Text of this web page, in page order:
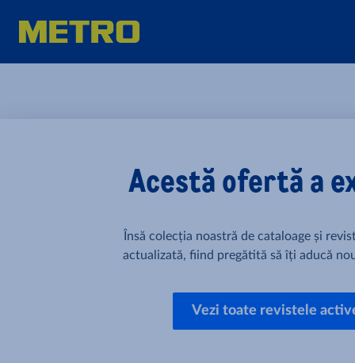
Acestă ofertă a
Însă colecția noastră de cataloage și
actualizată, fiind pregătită să îți aducă
Vezi toate revistele